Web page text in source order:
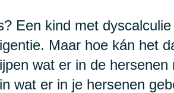
Een kind met
Maar hoe kán het
wat er in de
wat er in je hersenen